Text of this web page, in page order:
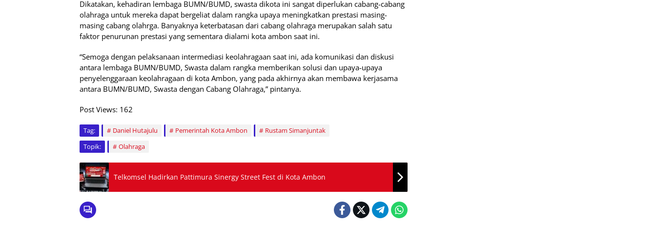
Dikatakan, kehadiran lembaga BUMN/BUMD, swasta dikota ini sangat diperlukan cabang-cabang
olahraga untuk mereka dapat bergeliat dalam rangka upaya meningkatkan prestasi masing-
masing cabang olahrga. Banyaknya keterbatasan dari cabang olahraga merupakan salah satu
faktor penurunan prestasi yang sementara dialami kota ambon saat ini.
“Semoga dengan pelaksanaan intermediasi keolahragaan saat ini, ada komunikasi dan diskusi
antara lembaga BUMN/BUMD, Swasta dalam rangka memberikan solusi dan upaya-upaya
penyelenggaraan keolahragaan di kota Ambon, yang pada akhirnya akan membawa kerjasama
antara BUMN/BUMD, Swasta dengan Cabang Olahraga,” pintanya.
Post Views: 162
Tag: Daniel Hutajulu Pemerintah Kota Ambon
Rustam Simanjuntak
Topik:
Olahraga
Telkomsel Hadirkan Pattimura Sinergy Street Fest di Kota Ambon